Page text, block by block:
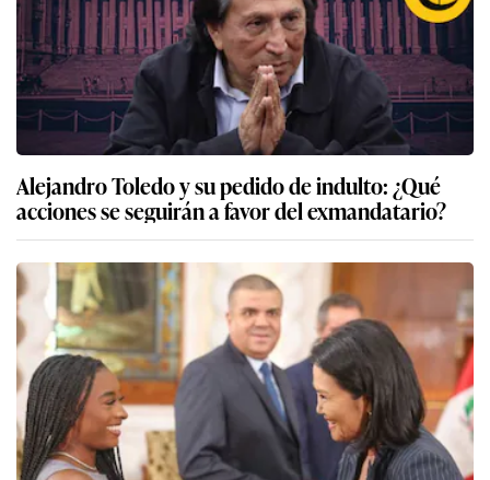
Alejandro Toledo y su pedido de indulto: ¿Qué
acciones se seguirán a favor del exmandatario?